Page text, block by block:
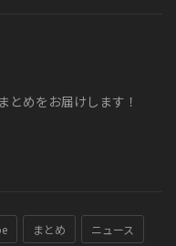
とめをお届けします！
まとめ ニュース